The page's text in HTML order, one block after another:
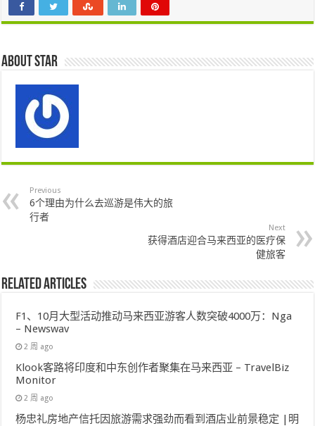
About star
Previous
6个理由为什么去巡游是伟大的旅
行者
Next
获得酒店迎合马来西亚的医疗保
健旅客
Related Articles
F1、10月大型活动推动马来西亚游客人数突破4000万：Nga
– Newswav
2 周 ago
Klook客路将印度和中东创作者聚集在马来西亚 – TravelBiz
Monitor
2 周 ago
杨忠礼房地产信托因旅游需求强劲而看到酒店业前景稳定 |明